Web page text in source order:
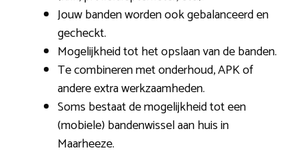
Jouw banden worden ook gebalanceerd en
gecheckt.
Mogelijkheid tot het opslaan van de banden.
Te combineren met onderhoud, APK of
andere extra werkzaamheden.
Soms bestaat de mogelijkheid tot een
(mobiele) bandenwissel aan huis in
Maarheeze.